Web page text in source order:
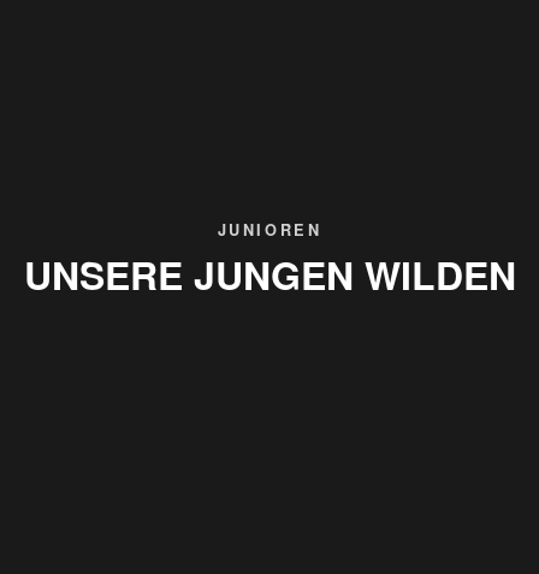
JUNIOREN
UNSERE JUNGEN WILDEN